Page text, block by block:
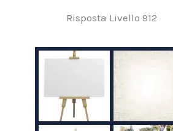
Risposta Livello 912